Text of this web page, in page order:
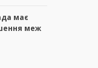
має
меж